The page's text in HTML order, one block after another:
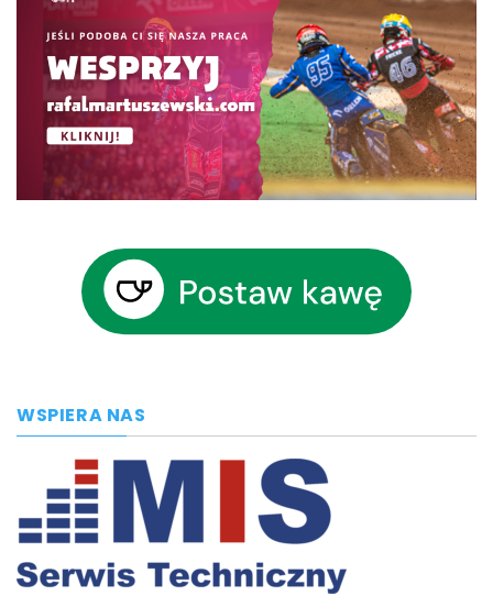
WSPIERA NAS